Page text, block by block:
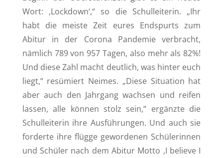
Wort: ‚Lockdown‘,“ so die Schulleiterin. „Ihr
habt die meiste Zeit eures Endspurts zum
Abitur in der Corona Pandemie verbracht,
nämlich 789 von 957 Tagen, also mehr als 82%!
Und diese Zahl macht deutlich, was hinter euch
liegt,“ resümiert Neimes. „Diese Situation hat
aber auch den Jahrgang wachsen und reifen
lassen, alle können stolz sein,“ ergänzte die
Schulleiterin ihre Ausführungen. Und auch sie
forderte ihre flügge gewordenen Schülerinnen
und Schüler nach dem Abitur Motto ‚I believe I